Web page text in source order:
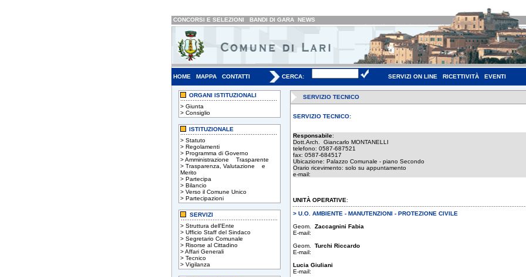
CONCORSI E SELEZIONI BANDI DI GARA NEWS
HOME MAPPA CONTATTI CERCA: SERVIZI ON LINE RICETTIVITÀ EVENTI
ORGANI ISTITUZIONALI
> Giunta
> Consiglio
ISTITUZIONALE
> Statuto
> Regolamenti
> Programma di Governo
>Amministrazione Trasparente
> Trasparenza, Valutazione e
Merito
> Partecipa
> Bilancio
> Verso il Comune Unico
> Partecipazioni
SERVIZI
> Struttura dell'Ente
> Ufficio Staff del Sindaco
> Segretario Comunale
> Risorse al Cittadino
>Affari Generali
> Tecnico
> Vigilanza
SERVIZIO TECNICO
SERVIZIO TECNICO:
Responsabile:
Dott.Arch. Giancarlo MONTANELLI
telefono: 0587-687521
fax: 0587-684517
Ubicazione: Palazzo Comunale - piano Secondo
Orario ricevimento: solo su appuntamento
e-mail:
UNITÀ OPERATIVE:
> U.O. AMBIENTE - MANUTENZIONI - PROTEZIONE CIVILE
Geom. Zaccagnini Fabia
E-mail:
Geom. Turchi Riccardo
E-mail:
Lucia Giuliani
E-mail: